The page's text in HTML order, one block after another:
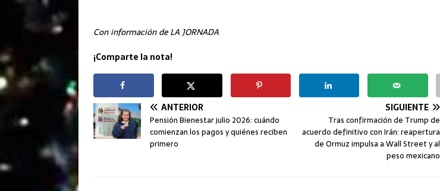
Con información de LA JORNADA
¡Comparte la nota!
ANTERIOR
Pensión Bienestar julio 2026: cuándo
comienzan los pagos y quiénes reciben
primero
SIGUIENTE
Tras confirmación de Trump de
acuerdo definitivo con Irán: reapertura
de Ormuz impulsa a Wall Street y al
peso mexicano